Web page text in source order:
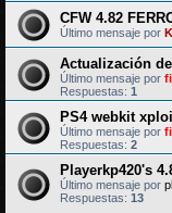
CFW 4.82
Último mensaje por
Actualización
Último mensaje por
Respuestas: 1
PS4 webkit
Último mensaje por
Respuestas: 2
Playerkp420's
Último mensaje por
Respuestas: 13